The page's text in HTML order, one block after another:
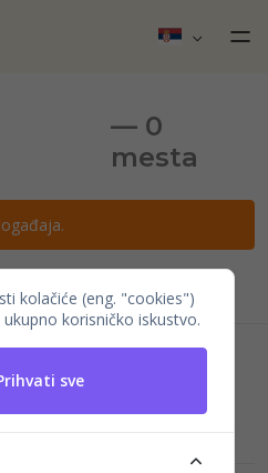
— 0
mesta
, +381 63 173 3142
kolačiće (eng. "cookies")
korisničko iskustvo.
sve